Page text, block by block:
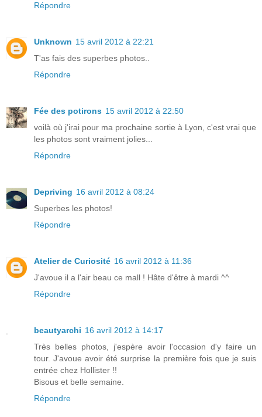
Répondre
Unknown 15 avril 2012 à 22:21
T'as fais des superbes photos..
Répondre
Fée des potirons 15 avril 2012 à 22:50
voilà où j'irai pour ma prochaine sortie à Lyon, c'est vrai que
les photos sont vraiment jolies...
Répondre
Depriving 16 avril 2012 à 08:24
Superbes les photos!
Répondre
Atelier de Curiosité 16 avril 2012 à 11:36
J'avoue il a l'air beau ce mall ! Hâte d'être à mardi ^^
Répondre
beautyarchi 16 avril 2012 à 14:17
Très belles photos, j'espère avoir l'occasion d'y faire un
tour. J'avoue avoir été surprise la première fois que je suis
entrée chez Hollister !!
Bisous et belle semaine.
Répondre